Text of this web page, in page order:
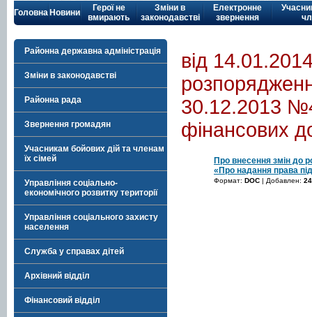
Головна Новини
Герої не
вмирають
Зміни в
законодавстві
Електронне
звернення
Районна державна адміністрація
Зміни в законодавстві
Районна рада
Звернення громадян
Учасникам бойових дій та членам
їх сімей
Управління соціально-
економічного розвитку території
Управління соціального захисту
населення
Служба у справах дітей
Архівний відділ
Фінансовий відділ
від
30.12.2013
фінансових
Про внесення змін до
«Про надання права
Формат: DOC | Добавлен: